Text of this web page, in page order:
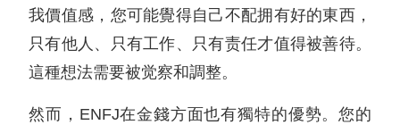
我價值感，您可能覺得自己不配拥有好的東西，
只有他人、只有工作、只有责任才值得被善待。
這種想法需要被觉察和調整。
然而，ENFJ在金錢方面也有獨特的優勢。您的